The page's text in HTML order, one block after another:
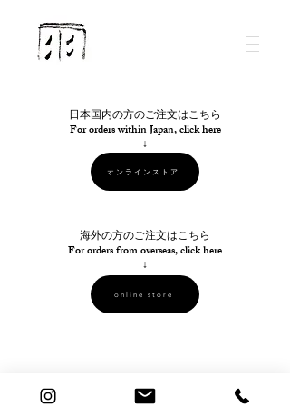
​日本国内の方のご注文はこちら
For orders within Japan, click here
​↓
オンラインストア
海外の方のご注文はこちら
For orders from overseas, click here
​↓
online store